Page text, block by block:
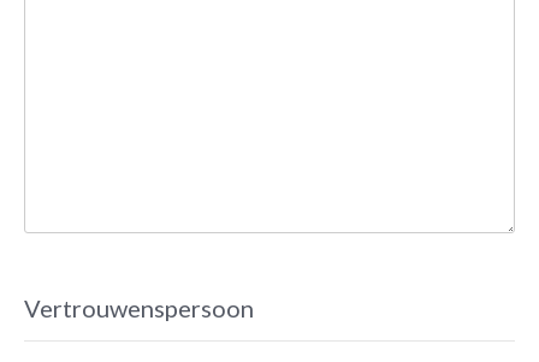
Vertrouwenspersoon